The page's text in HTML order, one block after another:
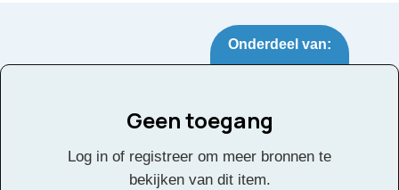
Onderdeel van:
To Stop the Train
Geen toegang
Log in of registreer om meer bronnen te
bekijken van dit item.